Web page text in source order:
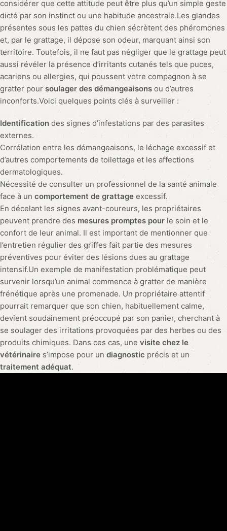
considérer que cette attitude peut être plus qu’un simple geste
dicté par son instinct ou une habitude ancestrale.Les glandes
présentes sous les pattes du chien sécrètent des phéromones
et, par le grattage, il dépose son odeur, marquant ainsi son
territoire. Toutefois, il ne faut pas négliger que le grattage peut
aussi révéler la présence d’irritants cutanés tels que puces,
acariens ou allergies, qui poussent votre compagnon à se
gratter pour soulager des démangeaisons ou d’autres
inconforts.Voici quelques points clés à surveiller :
Identification des signes d’infestations par des parasites
externes.
Corrélation entre les démangeaisons, le léchage excessif et
d’autres comportements de toilettage et les affections
dermatologiques.
Nécessité de consulter un professionnel de la santé animale
face à un comportement de grattage excessif.
En décelant les signes avant-coureurs, les propriétaires
peuvent prendre des mesures promptes pour le soin et le
confort de leur animal. Il est important de mentionner que
l’entretien régulier des griffes fait partie des mesures
préventives pour éviter des lésions dues au grattage
intensif.Un exemple de manifestation problématique peut
survenir lorsqu’un animal commence à gratter de manière
frénétique après une promenade. Un propriétaire attentif
pourrait remarquer que son chien, habituellement calme,
devient soudainement préoccupé par son panier, cherchant à
se soulager des irritations provoquées par des herbes ou des
produits chimiques. Dans ces cas, une visite chez le
vétérinaire s’impose pour un diagnosticprécis et un
traitement adéquat.